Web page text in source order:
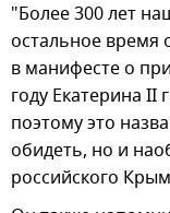
"Более 300 лет
остальное время
в манифесте о
году Екатерина II
поэтому это
обидеть, но и
российского